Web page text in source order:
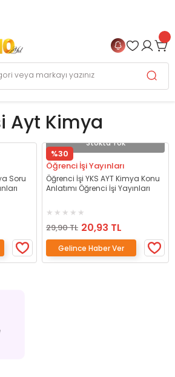
Ayt Kimya
Soru
Stokta Yok
%30
Öğrenci İşi Yayınları
Öğrenci İşi YKS AYT Kimya Konu
Anlatımı Öğrenci İşi Yayınları
29,90 TL 20,93 TL
Gelince Haber Ver